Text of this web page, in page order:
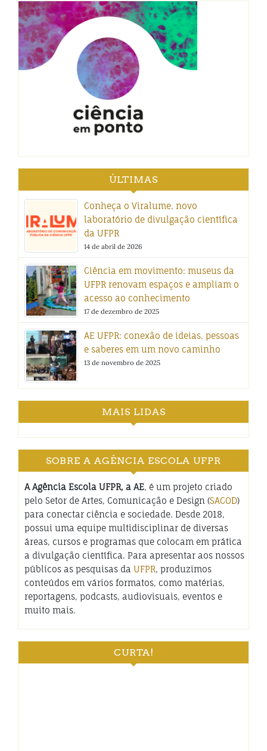
ÚLTIMAS
Conheça o Viralume, novo
laboratório de divulgação científica
da UFPR
14 de abril de 2026
Ciência em movimento: museus da
UFPR renovam espaços e ampliam o
acesso ao conhecimento
17 de dezembro de 2025
AE UFPR: conexão de ideias, pessoas
e saberes em um novo caminho
13 de novembro de 2025
MAIS LIDAS
SOBRE A AGÊNCIA ESCOLA UFPR
A Agência Escola UFPR, a AE, é um projeto criado
pelo Setor de Artes, Comunicação e Design (SACOD)
para conectar ciência e sociedade. Desde 2018,
possui uma equipe multidisciplinar de diversas
áreas, cursos e programas que colocam em prática
a divulgação científica. Para apresentar aos nossos
públicos as pesquisas da UFPR, produzimos
conteúdos em vários formatos, como matérias,
reportagens, podcasts, audiovisuais, eventos e
muito mais.
CURTA!